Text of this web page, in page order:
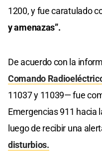
1200, y fue caratulado
y amenazas”.
De acuerdo con la
Comando
11037 y 11039— fue
Emergencias 911 hacia
luego de recibir una
disturbios.